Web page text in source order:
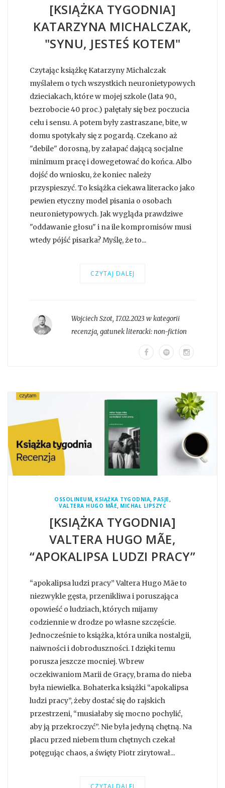
[KSIĄŻKA TYGODNIA]
KATARZYNA MICHALCZAK,
"SYNU, JESTEŚ KOTEM"
Czytając książkę Katarzyny Michalczak
myślałem o tych wszystkich neuronietypowych
dzieciakach, które w mojej szkole (lata 90.,
bezrobocie 40 proc.) pałętały się bez poczucia
celu i sensu. A potem były zastraszane, bite, w
domu spotykały się z pogardą. Czekano aż
"debile" dorosną, by załapać dającą socjalne
minimum pracę i dowegetować do końca. Albo
dojść do wniosku, że koniec należy
przyspieszyć. To książka ciekawa literacko jako
pewien etyczny model pisania o osobach
neuronietypowych. Jak wygląda prawdziwe
"oddawanie głosu" i na ile kompromisów musi
wtedy pójść pisarka? Myślę, że to...
CZYTAJ DALEJ
Wojciech Szot, 17.02.2023 w kategorii
recenzja, gatunek literacki:non-fiction
OSSOLINEUM, KSIĄŻKA TYGODNIA, PASJE,
VALTERA HUGO MÃE, MICHAŁ LIPSZYC
[KSIĄŻKA TYGODNIA]
VALTERA HUGO MÃE,
“APOKALIPSA LUDZI PRACY”
“apokalipsa ludzi pracy” Valtera Hugo Mãe to
niezwykle gęsta, przenikliwa i poruszająca
opowieść o ludziach, których mijamy
codziennie w drodze po własne szczęście.
Jednocześnie to książka, która unika nostalgii,
naiwności i dobroduszności. I dzięki temu
porusza jeszcze mocniej. Wbrew
oczekiwaniom Marii de Graçy, brama do nieba
była niewielka. Bohaterka książki “apokalipsa
ludzi pracy”, żeby dostać się do rajskich
przestrzeni, “musiałaby się mocno pochylić,
aby ją przekroczyć”. Nie była jedyną chętną. Na
placu przed niebem tłum chętnych czekał
potęgując chaos, a święty Piotr zirytował...
CZYTAJ DALEJ